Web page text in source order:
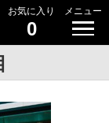
お気に入り
0
メニュー